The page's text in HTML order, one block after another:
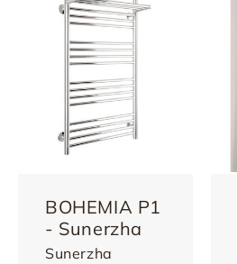
BOHEMIA P1
- Sunerzha
Sunerzha